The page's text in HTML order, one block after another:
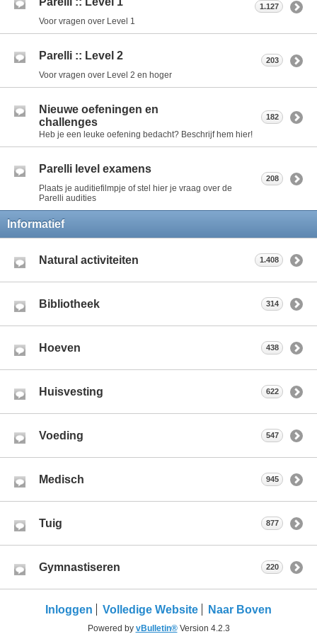
Voor vragen over Level 1
1.127
Parelli :: Level 2
Voor vragen over Level 2 en hoger
203
Nieuwe oefeningen en
challenges
Heb je een leuke oefening bedacht? Beschrijf hem hier!
182
Parelli level examens
Plaats je auditiefilmpje of stel hier je vraag over de
Parelli audities
208
Informatief
Natural activiteiten 1.408
Bibliotheek 314
Hoeven 438
Huisvesting 622
Voeding 547
Medisch 945
Tuig 877
Gymnastiseren 220
Inloggen Volledige Website Naar Boven
Powered by vBulletin®Version 4.2.3